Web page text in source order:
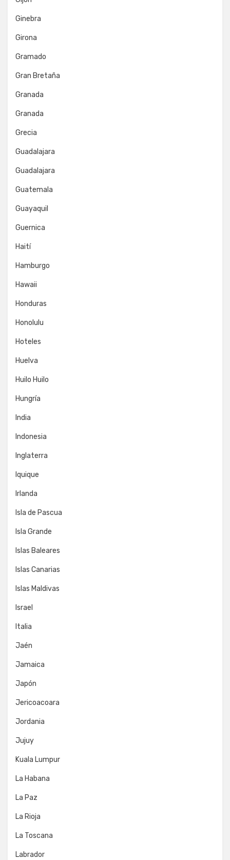
Ginebra
Girona
Gramado
Gran Bretaña
Granada
Granada
Grecia
Guadalajara
Guadalajara
Guatemala
Guayaquil
Guernica
Haití
Hamburgo
Hawaii
Honduras
Honolulu
Hoteles
Huelva
Huilo Huilo
Hungría
India
Indonesia
Inglaterra
Iquique
Irlanda
Isla de Pascua
Isla Grande
Islas Baleares
Islas Canarias
Islas Maldivas
Israel
Italia
Jaén
Jamaica
Japón
Jericoacoara
Jordania
Jujuy
Kuala Lumpur
La Habana
La Paz
La Rioja
La Toscana
Labrador